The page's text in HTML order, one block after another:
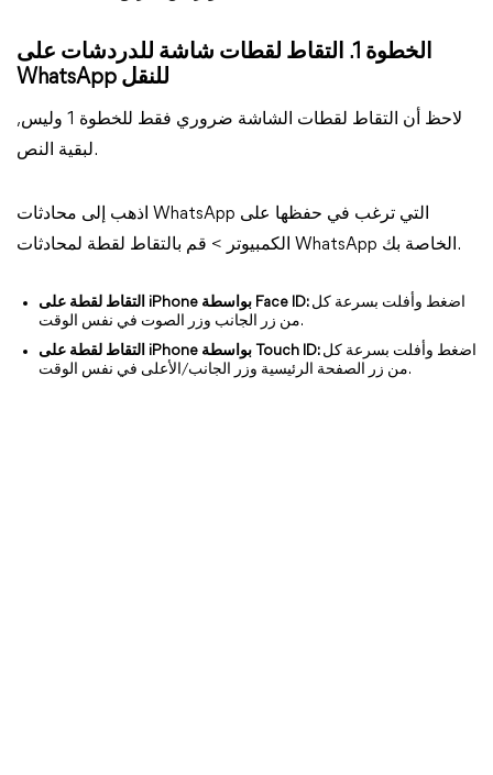
الخطوة 1. التقاط لقطات شاشة للدردشات على
WhatsApp للنقل
,لاحظ أن التقاط لقطات الشاشة ضروري فقط للخطوة 1 وليس
لبقية النص.
اذهب إلى محادثات WhatsApp التي ترغب في حفظها على
الكمبيوتر > قم بالتقاط لقطة لمحادثات WhatsApp الخاصة بك.
التقاط لقطة على iPhone بواسطة Face ID: اضغط وأفلت بسرعة كل
من زر الجانب وزر الصوت في نفس الوقت.
التقاط لقطة على iPhone بواسطة Touch ID: اضغط وأفلت بسرعة كل
من زر الصفحة الرئيسية وزر الجانب/الأعلى في نفس الوقت.